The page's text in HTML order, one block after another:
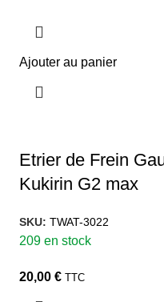
Ajouter au panier
Etrier de Frein
Kukirin G2 max
SKU: TWAT-3022
209 en stock
20,00 € TTC